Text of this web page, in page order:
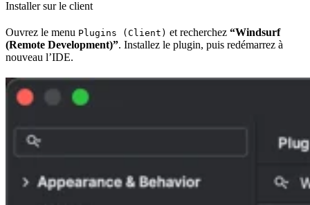
Installer sur le client
Ouvrez le menu Plugins (Client) et recherchez “Windsurf
(Remote Development)”. Installez le plugin, puis redémarrez à
nouveau l’IDE.